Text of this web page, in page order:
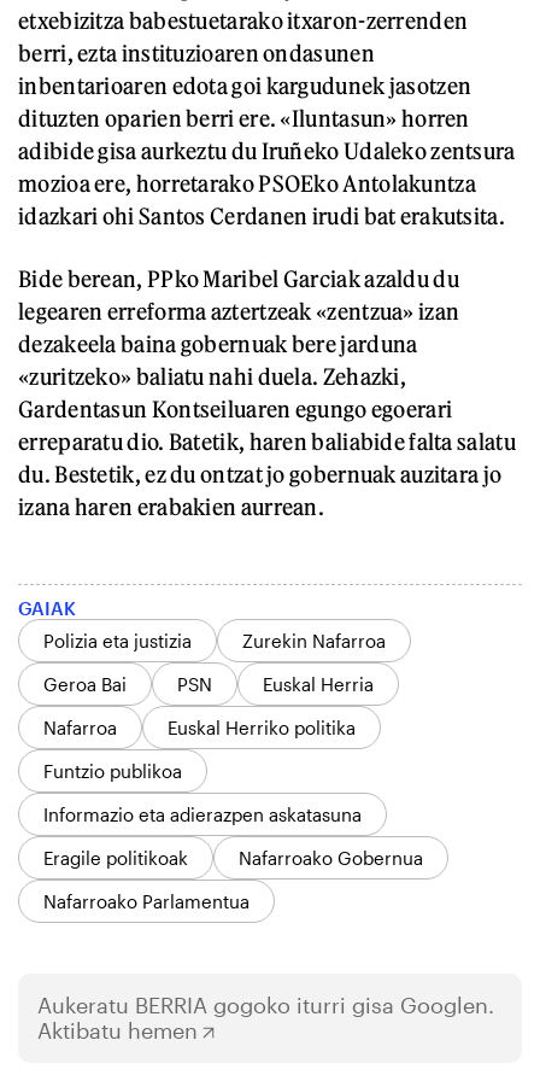
etxebizitza babestuetarako itxaron-zerrenden
berri, ezta instituzioaren ondasunen
inbentarioaren edota goi kargudunek jasotzen
dituzten oparien berri ere. «Iluntasun» horren
adibide gisa aurkeztu du Iruñeko Udaleko zentsura
mozioa ere, horretarako PSOEko Antolakuntza
idazkari ohi Santos Cerdanen irudi bat erakutsita.
Bide berean, PPko Maribel Garciak azaldu du
legearen erreforma aztertzeak «zentzua» izan
dezakeela baina gobernuak bere jarduna
«zuritzeko» baliatu nahi duela. Zehazki,
Gardentasun Kontseiluaren egungo egoerari
erreparatu dio. Batetik, haren baliabide falta salatu
du. Bestetik, ez du ontzat jo gobernuak auzitara jo
izana haren erabakien aurrean.
GAIAK
Polizia eta justizia
Zurekin Nafarroa
Geroa Bai
PSN
Euskal Herria
Nafarroa
Euskal Herriko politika
Funtzio publikoa
Informazio eta adierazpen askatasuna
Eragile politikoak
Nafarroako Gobernua
Nafarroako Parlamentua
Aukeratu BERRIA gogoko iturri gisa Googlen.
Aktibatu hemen